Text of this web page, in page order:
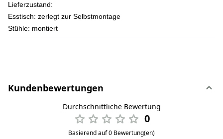
Lieferzustand:
Esstisch: zerlegt zur Selbstmontage
Stühle: montiert
Kundenbewertungen
Durchschnittliche Bewertung
0
Basierend auf 0 Bewertung(en)